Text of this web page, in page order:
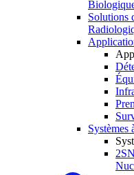
Solutions
Systèmes